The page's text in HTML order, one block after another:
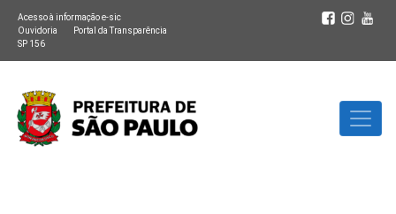
Acesso à informação e-sic
Ouvidoria
Portal da Transparência
SP 156